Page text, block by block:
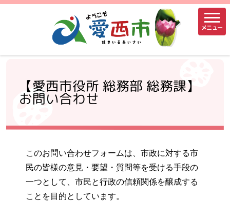
メニュー
【愛西市役所 総務部 総務課】
お問い合わせ
このお問い合わせフォームは、市政に対する市
民の皆様の意見・要望・質問等を受ける手段の
一つとして、市民と行政の信頼関係を醸成する
ことを目的としています。